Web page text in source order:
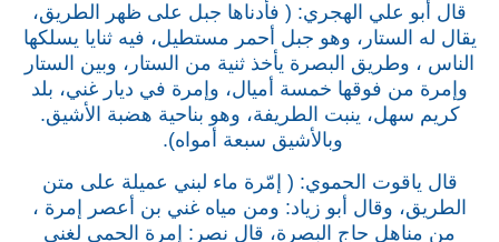
قال أبو علي الهجري: ( فأدناها جبل على ظهر الطريق،
يقال له الستار، وهو جبل أحمر مستطيل، فيه ثنايا يسلكها
الناس ، وطريق البصرة يأخذ ثنية من الستار، وبين الستار
وإمرة من فوقها خمسة أميال، وإمرة في ديار غني، بلد
كريم سهل، ينبت الطريفة، وهو بناحية هضبة الأشيق.
وبالأشيق سبعة أمواه).
قال ياقوت الحموي: ( إمّرة ماء لبني عميلة على متن
الطريق، وقال أبو زياد: ومن مياه غني بن أعصر إمرة ،
من مناهل حاج البصرة، قال نصر: إمرة الحمى لغني